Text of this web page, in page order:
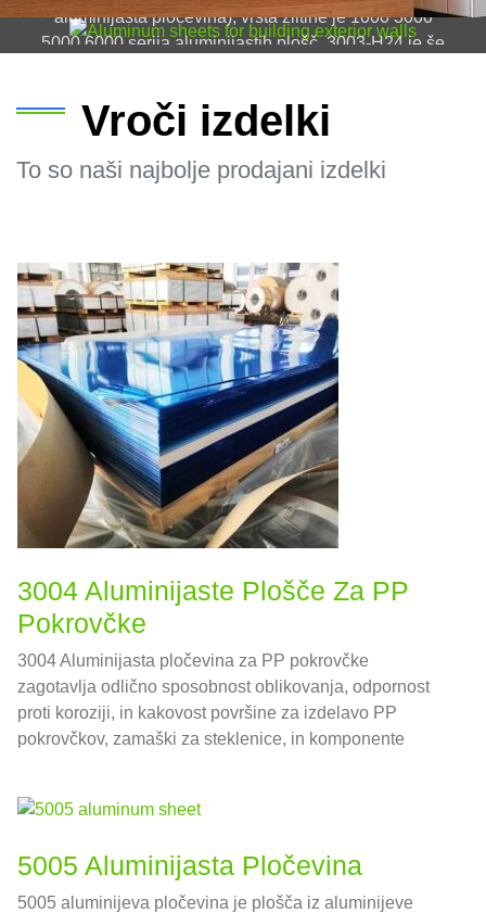
aluminijasta pločevina), vrsta zlitine je 1000 3000
5000 6000 serija aluminijastih plošč, 3003-H24 je še
Vroči izdelki
To so naši najbolje prodajani izdelki
3004 Aluminijaste Plošče Za PP
Pokrovčke
3004 Aluminijasta pločevina za PP pokrovčke
zagotavlja odlično sposobnost oblikovanja, odpornost
proti koroziji, in kakovost površine za izdelavo PP
pokrovčkov, zamaški za steklenice, in komponente
5005 Aluminijasta Pločevina
5005 aluminijeva pločevina je plošča iz aluminijeve